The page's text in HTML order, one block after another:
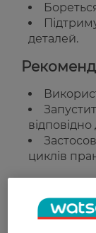
деталей.
відповідно
циклів